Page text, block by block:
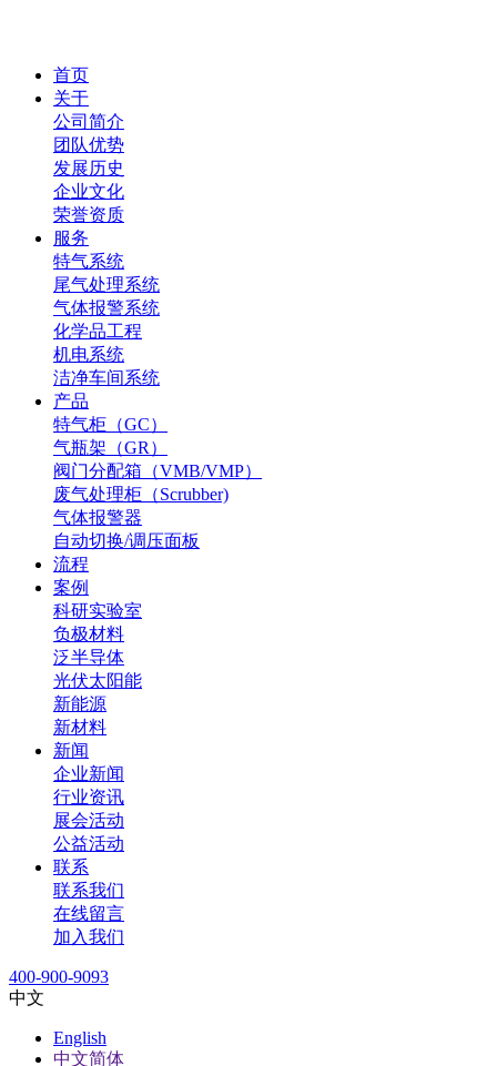
首页
关于
公司简介
团队优势
发展历史
企业文化
荣誉资质
服务
特气系统
尾气处理系统
气体报警系统
化学品工程
机电系统
洁净车间系统
产品
特气柜（GC）
气瓶架（GR）
阀门分配箱（VMB/VMP）
废气处理柜（Scrubber)
气体报警器
自动切换/调压面板
流程
案例
科研实验室
负极材料
泛半导体
光伏太阳能
新能源
新材料
新闻
企业新闻
行业资讯
展会活动
公益活动
联系
联系我们
在线留言
加入我们
400-900-9093
中文
English
中文简体